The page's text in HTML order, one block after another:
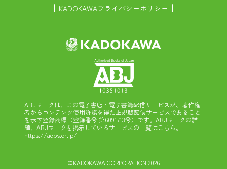
KADOKAWAプライバシーポリシー
ABJマークは、この電子書店・電子書籍配信サービスが、著作権
者からコンテンツ使用許諾を得た正規版配信サービスであること
を示す登録商標（登録番号 第6091713号）です。ABJマークの詳
細、ABJマークを掲示しているサービスの一覧はこちら。
https://aebs.or.jp/
©KADOKAWA CORPORATION 2026